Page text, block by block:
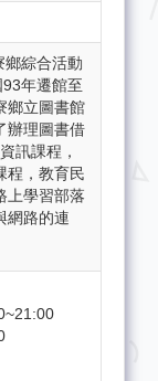
鄉綜合活動
年遷館至
鄉立圖書館
辦理圖書借
訊課程，
程，教育民
上學習部落
網路的連